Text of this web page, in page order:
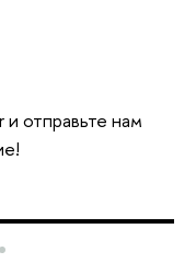
отправьте нам